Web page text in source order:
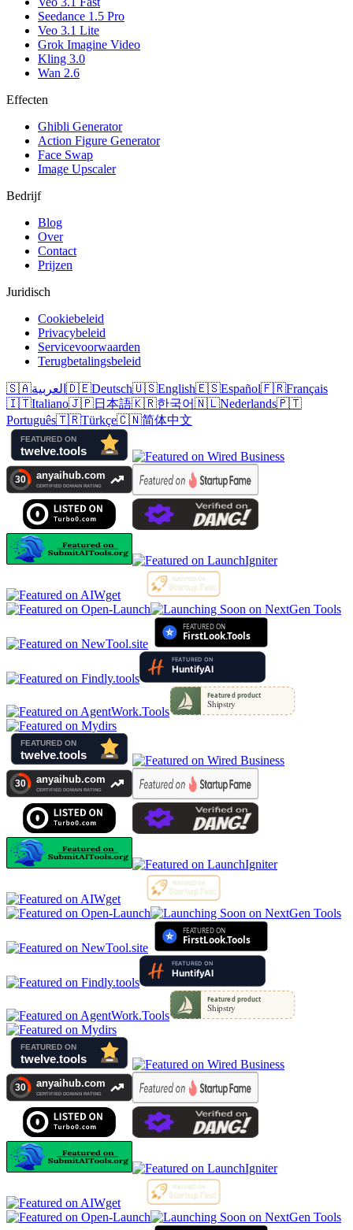
Seedance 1.5 Pro
Veo 3.1 Lite
Grok Imagine Video
Kling 3.0
Wan 2.6
Effecten
Ghibli Generator
Action Figure Generator
Face Swap
Image Upscaler
Bedrijf
Blog
Over
Contact
Prijzen
Juridisch
Cookiebeleid
Privacybeleid
Servicevoorwaarden
Terugbetalingsbeleid
🇸🇦العربية 🇩🇪Deutsch🇺🇸English🇪🇸Español🇫🇷Français
🇮🇹Italiano🇯🇵日本語🇰🇷한국어🇳🇱Nederlands🇵🇹
Português🇹🇷Türkçe🇨🇳简体中文